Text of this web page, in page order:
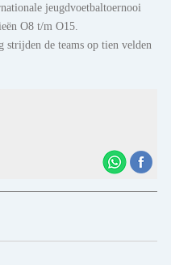
jeugdvoetbaltoernooi
O8 t/m O15.
strijden de teams op tien velden